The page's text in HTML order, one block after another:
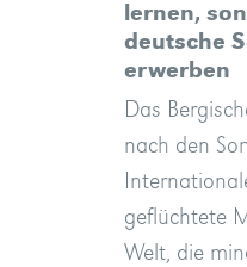
lernen,
deutsche
erwerben
Das
nach den
geflüchtete
Welt, die